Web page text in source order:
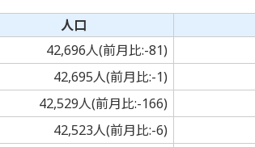
人口
42,696人(前月比:-81)
42,695人(前月比:-1)
42,529人(前月比:-166)
42,523人(前月比:-6)